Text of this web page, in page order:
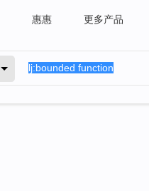
惠惠 更多产品